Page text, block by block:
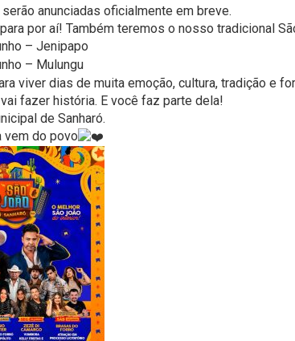
anunciadas oficialmente em breve.
por aí! Também teremos o nosso tradicional
– Jenipapo
– Mulungu
viver dias de muita emoção, cultura, tradição e
fazer história. E você faz parte dela!
de Sanharó.
vem do povo